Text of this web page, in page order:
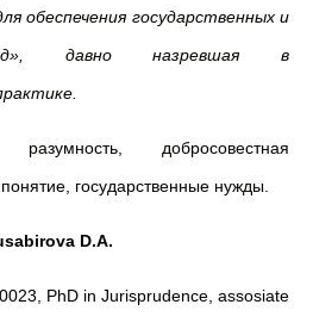
обеспечения государственных и
давно назревшая в
разумность, добросовестная
государственные нужды.
D.A.
PhD in Jurisprudence, assosiate